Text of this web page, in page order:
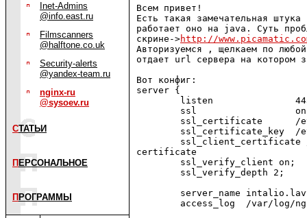
Inet-Admins
@info.east.ru
Filmscanners
@halftone.co.uk
Security-alerts
@yandex-team.ru
nginx-ru
@sysoev.ru
СТАТЬИ
П ЕРСОНАЛЬНОЕ
П РОГРАММЫ
Всем привет!
Есть такая замечательная
работает оно на java. Суть
скрине->http://
Авторизуемся , щелкаем по
отдает url сервера на котором
Вот конфиг:
server {
listen
ssl
ssl_certificate      /
ssl_certificate_key  /
certificate
        ssl_verify_client on;
        ssl_verify_depth 2;
server_name
access_log  /var/log/